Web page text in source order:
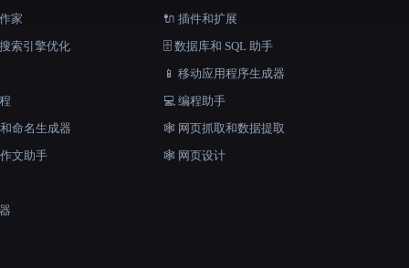
家
索引擎优化
命名生成器
文助手
🔌 插件和扩展
🗄️ 数据库和 SQL 助手
📱 移动应用程序生成器
💻 编程助手
🕸️ 网页抓取和数据提取
🕸 网页设计